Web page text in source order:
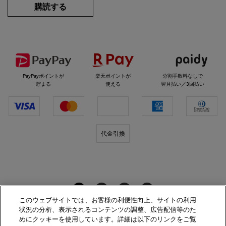
購読する
PayPayポイントが
貯まる
楽天ポイントが
使える
分割手数料なしで
翌月払い／3回払い
代金引換
このウェブサイトでは、お客様の利便性向上、サイトの利用
状況の分析、表示されるコンテンツの調整、広告配信等のた
めにクッキーを使用しています。詳細は以下のリンクをご覧